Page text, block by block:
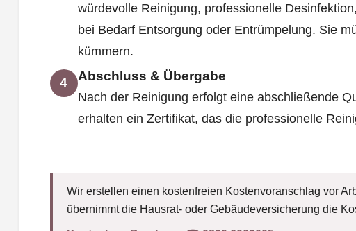
würdevolle Reinigung, professionelle
bei Bedarf Entsorgung oder Entrümpelung. Sie
kümmern.
4 Abschluss & Übergabe
Nach der Reinigung erfolgt eine abschließende
erhalten ein Zertifikat, das die professionelle
Wir erstellen einen kostenfreien Kostenvoranschlag vor
übernimmt die Hausrat- oder Gebäudeversicherung die